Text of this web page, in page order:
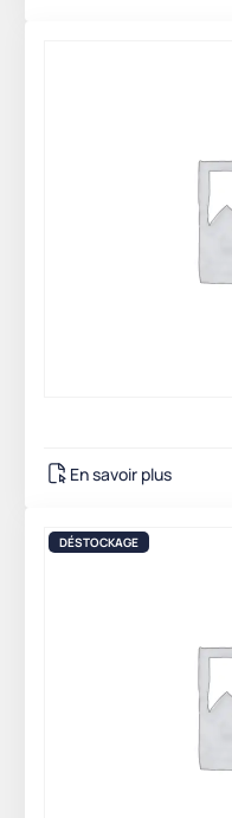
En savoir plus
DÉSTOCKAGE